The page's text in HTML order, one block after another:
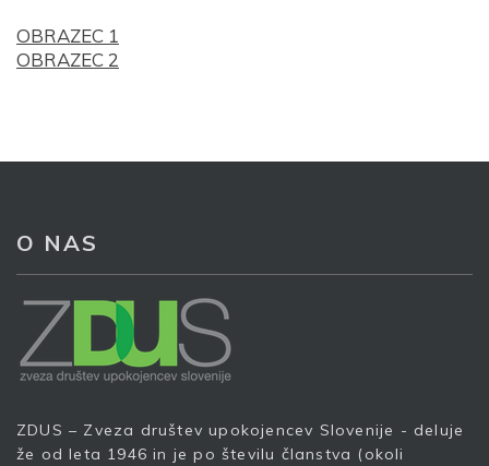
OBRAZEC 1
OBRAZEC 2
O NAS
ZDUS – Zveza društev upokojencev Slovenije - deluje
že od leta 1946 in je po številu članstva (okoli
S prijavo dovoljujem, da podjetje ZDUS moje osebne
podatke obdeluje z namenom prejemanja e-novic
Prijava